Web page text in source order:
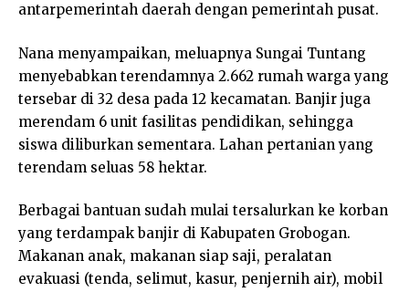
antarpemerintah daerah dengan pemerintah pusat.
Nana menyampaikan, meluapnya Sungai Tuntang
menyebabkan terendamnya 2.662 rumah warga yang
tersebar di 32 desa pada 12 kecamatan. Banjir juga
merendam 6 unit fasilitas pendidikan, sehingga
siswa diliburkan sementara. Lahan pertanian yang
terendam seluas 58 hektar.
Berbagai bantuan sudah mulai tersalurkan ke korban
yang terdampak banjir di Kabupaten Grobogan.
Makanan anak, makanan siap saji, peralatan
evakuasi (tenda, selimut, kasur, penjernih air), mobil